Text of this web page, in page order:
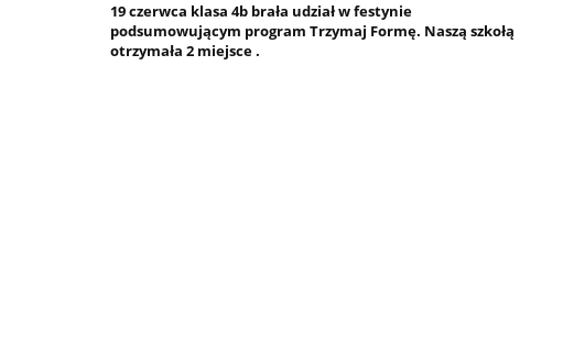
19 czerwca klasa 4b brała udział w festynie
podsumowującym program Trzymaj Formę. Naszą szkołą
otrzymała 2 miejsce .